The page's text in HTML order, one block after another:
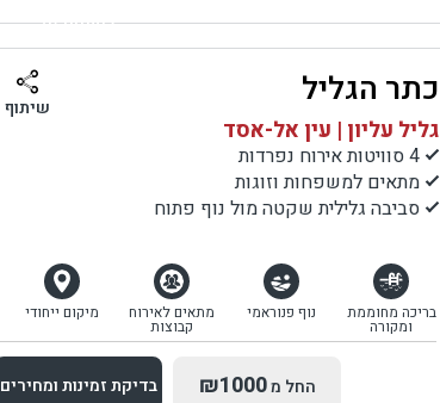
למתחם זה
בדיקת זמינות ומחירים כתר הגליל
גליל עליון | עין אל-אסד
4 סוויטות אירוח נפרדות
מתאים למשפחות וזוגות
סביבה גלילית שקטה מול נוף פתוח
שיתוף
בריכה מחוממת
ומקורה
נוף פנוראמי מתאים לאירוח
קבוצות
מיקום ייחודי
החל מ₪1000 בדיקת זמינות ומחירים